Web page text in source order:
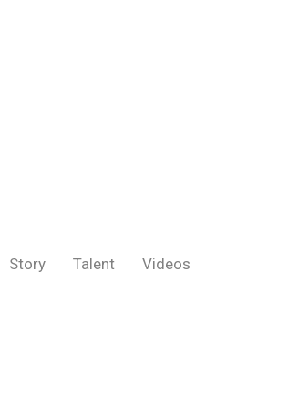
Story Talent Videos